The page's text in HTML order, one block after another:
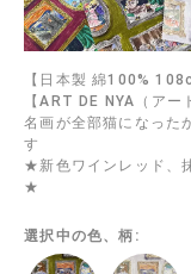
【日本製 綿100%
【ART DE NYA（アー
名画が全部猫になった
す
★新色ワインレッド、
★
選択中の色、柄: